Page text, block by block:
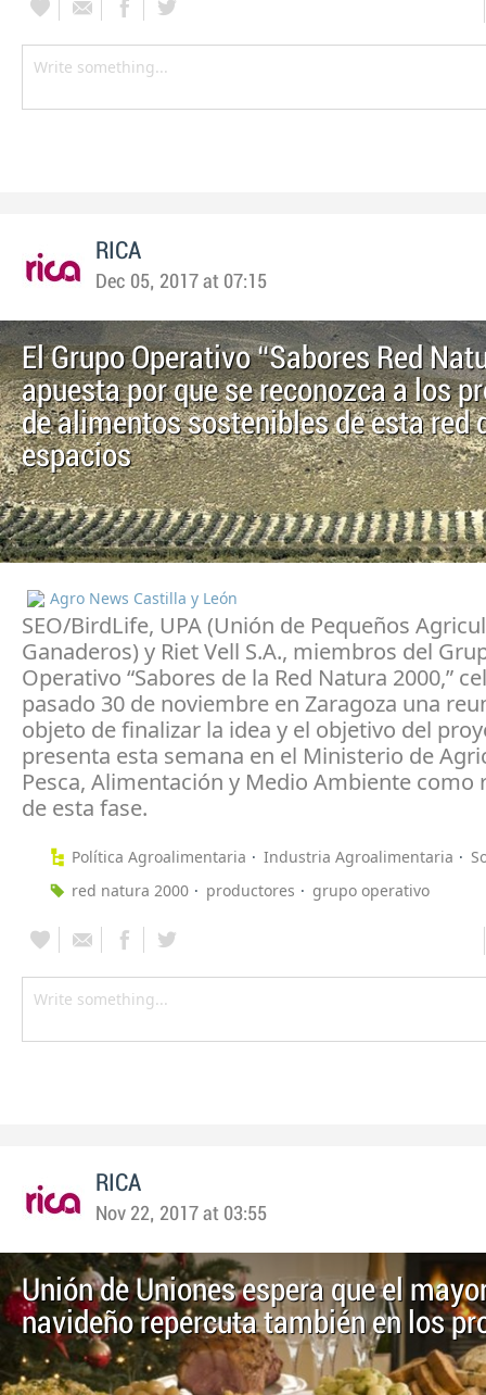
RICA
Dec 05, 2017 at 07:15
El Grupo Operativo “Sabores Red
apuesta por que se reconozca a los
de alimentos sostenibles de esta red
espacios
Agro News Castilla y León
SEO/BirdLife, UPA (Unión de Pequeños
Ganaderos) y Riet Vell S.A., miembros del
Operativo “Sabores de la Red Natura 2000,”
pasado 30 de noviembre en Zaragoza una
objeto de finalizar la idea y el objetivo del
presenta esta semana en el Ministerio de
Pesca, Alimentación y Medio Ambiente como
de esta fase.
Política Agroalimentaria Industria Agroalimentaria
red natura 2000
productores grupo operativo
RICA
Nov 22, 2017 at 03:55
Unión de Uniones espera que el
navideño repercuta también en los